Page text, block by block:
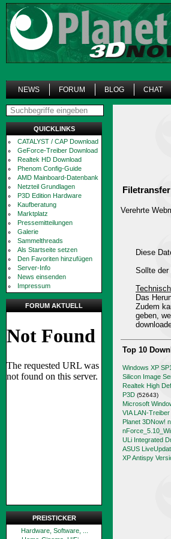
NEWS FORUM BLOG CHAT
QUICKLINKS
CATALYST / CAP Download
GeForce-Treiber Download
Realtek HD Download
Phenom Config-Guide
AMD Mainboard-Datenbank
Netzteil Grundlagen
P3D Edition Hardware
Kaufberatung
Marktplatz
Pressemitteilungen
Galerie
Sammelthreads
Als Startseite setzen
Den Favoriten hinzufügen
Server-Info
News einsenden
Impressum
FORUM AKTUELL
PREISTICKER
Hardware, Software, ...
Filetransfer
Verehrte
Diese
Sollte der
Das
Zudem
geben,
Top 10
Windows XP
Silicon Image
Realtek High
P3D (52643)
Microsoft
VIA LAN-Treiber
Planet 3DNow!
ULi Integrated
ASUS
XP Antispy